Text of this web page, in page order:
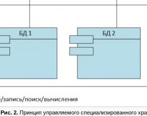
Рис. 2.Принцип управляемого специализированного